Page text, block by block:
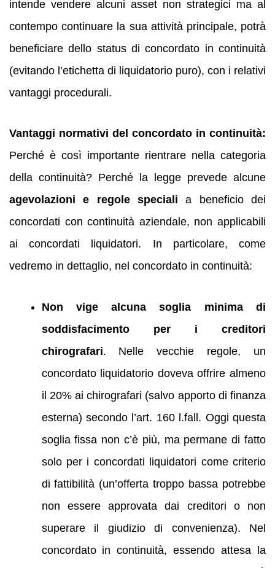
intende vendere alcuni asset non strategici ma al
contempo continuare la sua attività principale, potrà
beneficiare dello status di concordato in continuità
(evitando l’etichetta di liquidatorio puro), con i relativi
vantaggi procedurali.
Vantaggi normativi del concordato in continuità:
Perché è così importante rientrare nella categoria
della continuità? Perché la legge prevede alcune
agevolazioni e regole speciali a beneficio dei
concordati con continuità aziendale, non applicabili
ai concordati liquidatori. In particolare, come
vedremo in dettaglio, nel concordato in continuità:
Non vige alcuna soglia minima di
soddisfacimento per i creditori
chirografari. Nelle vecchie regole, un
concordato liquidatorio doveva offrire almeno
il 20% ai chirografari (salvo apporto di finanza
esterna) secondo l’art. 160 l.fall. Oggi questa
soglia fissa non c’è più, ma permane di fatto
solo per i concordati liquidatori come criterio
di fattibilità (un’offerta troppo bassa potrebbe
non essere approvata dai creditori o non
superare il giudizio di convenienza). Nel
concordato in continuità, essendo attesa la